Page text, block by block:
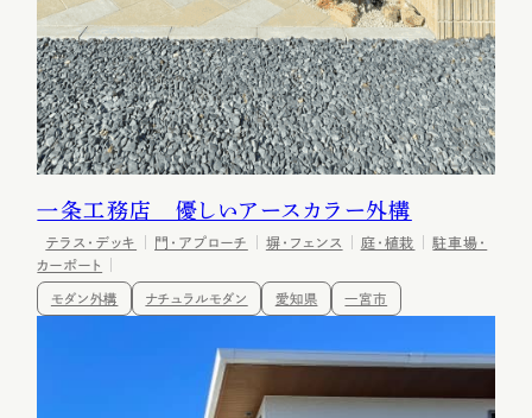
一条工務店 優しいアースカラー外構
テラス・デッキ 門・アプローチ 塀・フェンス 庭・植栽
駐車場・
カーポート
モダン外構 ナチュラルモダン 愛知県 一宮市